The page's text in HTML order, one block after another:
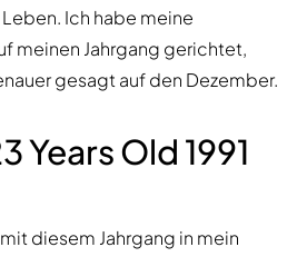
Ich habe meine
meinen Jahrgang gerichtet,
gesagt auf den Dezember.
Years Old 1991
diesem Jahrgang in mein